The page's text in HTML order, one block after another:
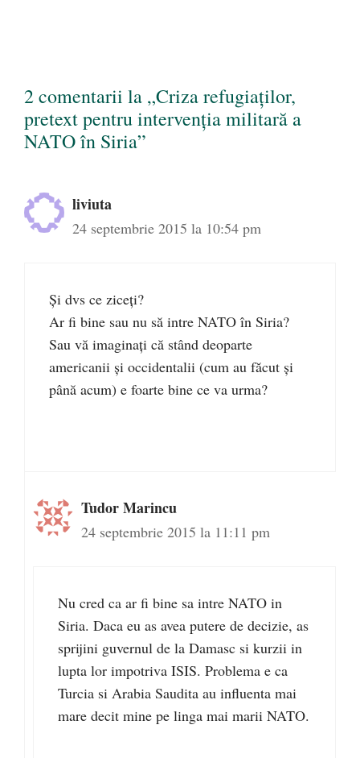
2 comentarii la „Criza refugiaților,
pretext pentru intervenția militară a
NATO în Siria”
liviuta
24 septembrie 2015 la 10:54 pm
Și dvs ce ziceți?
Ar fi bine sau nu să intre NATO în Siria?
Sau vă imaginați că stând deoparte
americanii și occidentalii (cum au făcut și
până acum) e foarte bine ce va urma?
Tudor Marincu
24 septembrie 2015 la 11:11 pm
Nu cred ca ar fi bine sa intre NATO in
Siria. Daca eu as avea putere de decizie, as
sprijini guvernul de la Damasc si kurzii in
lupta lor impotriva ISIS. Problema e ca
Turcia si Arabia Saudita au influenta mai
mare decit mine pe linga mai marii NATO.